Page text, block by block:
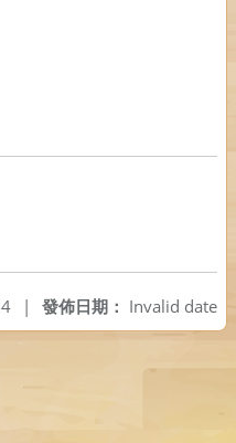
發佈日期： Invalid date
|